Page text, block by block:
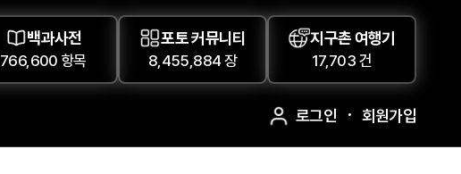
백과사전
766,600 항목
포토 커뮤니티
8,455,884 장
지구촌 여행기
17,703 건
로그인 회원가입